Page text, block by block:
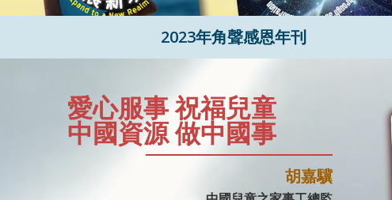
2023年角聲感恩年刊
愛心服事 祝福兒童
中國資源 做中國事
胡嘉驥